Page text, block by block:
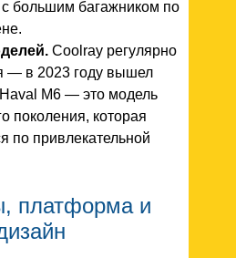
большим багажником по
Coolray регулярно
— в 2023 году вышел
Haval M6 — это модель
поколения, которая
по привлекательной
платформа и